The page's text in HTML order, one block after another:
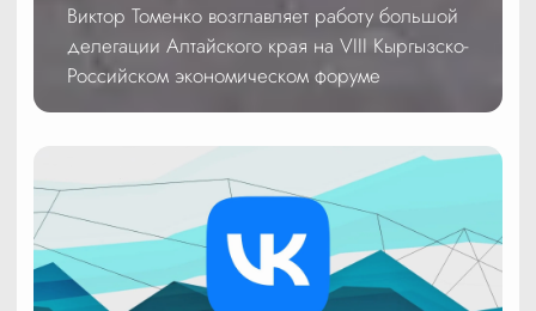
Виктор Томенко возглавляет работу большой
делегации Алтайского края на VIII Кыргызско-
Российском экономическом форуме